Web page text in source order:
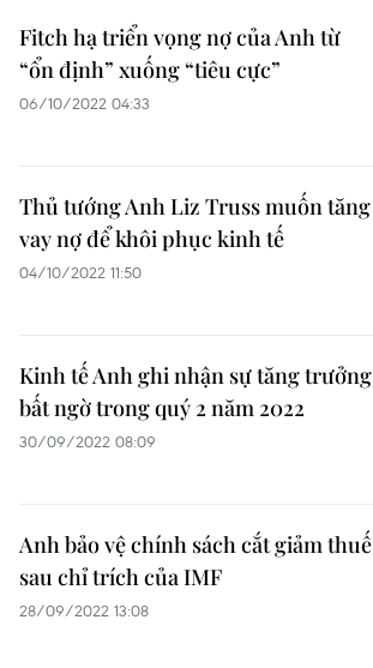
Fitch hạ triển vọng nợ của Anh từ
“ổn định” xuống “tiêu cực”
06/10/2022 04:33
Thủ tướng Anh Liz Truss muốn tăng
vay nợ để khôi phục kinh tế
04/10/2022 11:50
Kinh tế Anh ghi nhận sự tăng trưởng
bất ngờ trong quý 2 năm 2022
30/09/2022 08:09
Anh bảo vệ chính sách cắt giảm thuế
sau chỉ trích của IMF
28/09/2022 13:08